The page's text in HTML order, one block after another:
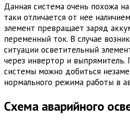
Данная система очень похожа
таки отличается от нее
элемент превращает заряд
переменный ток. В случае
ситуации осветительный
через инвертор и
системы можно добиться
нормального режима работы в
Схема аварийного